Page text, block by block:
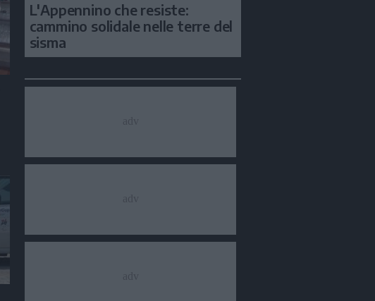
L'Appennino che resiste:
cammino solidale nelle terre del
sisma